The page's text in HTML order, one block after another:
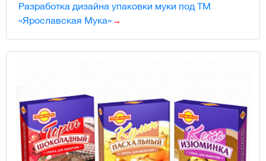
Разработка дизайна упаковки муки под ТМ
«Ярославская Мука»